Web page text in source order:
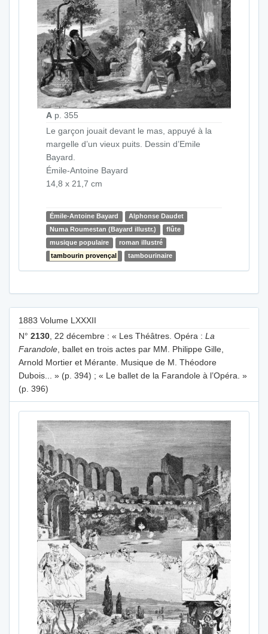
A p. 355
Le garçon jouait devant le mas, appuyé à la
margelle d’un vieux puits. Dessin d’Emile
Bayard.
Émile-Antoine Bayard
14,8 x 21,7 cm
Émile-Antoine Bayard
Alphonse Daudet
Numa Roumestan (Bayard illustr.)
flûte
musique populaire
roman illustré
tambourin provençal
tambourinaire
1883 Volume LXXXII
N° 2130 , 22 décembre : « Les Théâtres. Opéra : La
Farandole , ballet en trois actes par MM. Philippe Gille,
Arnold Mortier et Mérante. Musique de M. Théodore
Dubois... » (p. 394) ; « Le ballet de la Farandole à l’Opéra. »
(p. 396)